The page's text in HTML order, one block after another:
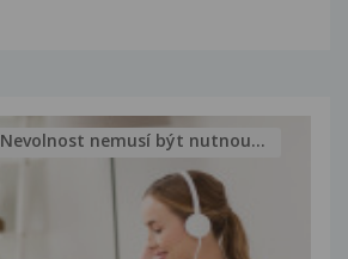
Nevolnost nemusí být nutnou...